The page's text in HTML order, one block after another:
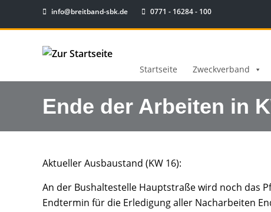
info@breitband-sbk.de 0771 - 16284 - 100
Startseite Zweckverband
Ende der Arbeiten in
Aktueller Ausbaustand (KW 16):
An der Bushaltestelle Hauptstraße wird noch das
Endtermin für die Erledigung aller Nacharbeiten